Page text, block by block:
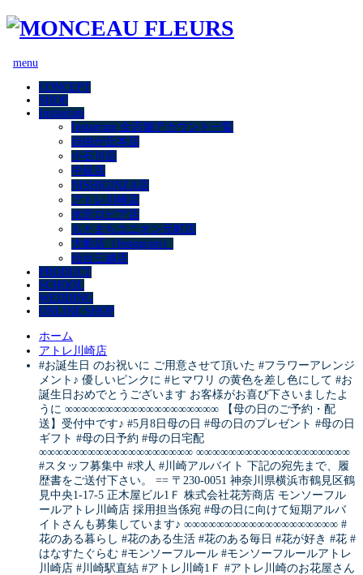
menu
CONCEPT
SHOP
Instagram
Instagram 全店舗アカウント一覧
自由が丘本店
小石川店
中延店
NISHIGINZA店
アトレ川崎店
水沢ロピア店
もとまちユニオン元町店
大船店（Instagram）
仙台三越店
PRODUCT
SCHOOL
WEDDING
ONLINE SHOP
ホーム
アトレ川崎店
#お誕生日 のお祝いに ご用意させて頂いた #フラワーアレンジ
メント♪ 優しいピンクに #ヒマワリ の黄色を差し色にして #お
誕生日おめでとうございます お客様がお喜び下さいましたよ
うに ∞∞∞∞∞∞∞∞∞∞∞∞∞∞∞∞∞∞∞ 【母の日のご予約・配
送】受付中です♪ #5月8日母の日 #母の日のプレゼント #母の日
ギフト #母の日予約 #母の日宅配
∞∞∞∞∞∞∞∞∞∞∞∞∞∞∞∞∞∞∞ ∞∞∞∞∞∞∞∞∞∞∞∞∞∞∞∞∞∞∞
#スタッフ募集中 #求人 #川崎アルバイト 下記の宛先まで、履
歴書をご送付下さい。 == 〒230-0051 神奈川県横浜市鶴見区鶴
見中央1-17-5 正木屋ビル1Ｆ 株式会社花芳商店 モンソーフル
ールアトレ川崎店 採用担当係宛 #母の日に向けて短期アルバ
イトさんも募集しています♪ ∞∞∞∞∞∞∞∞∞∞∞∞∞∞∞∞∞∞∞ #
花のある暮らし #花のある生活 #花のある毎日 #花が好き #花 #
はなすたぐらむ #モンソーフルール #モンソーフルールアトレ
川崎店 #川崎駅直結 #アトレ川崎1Ｆ #アトレ川崎のお花屋さん